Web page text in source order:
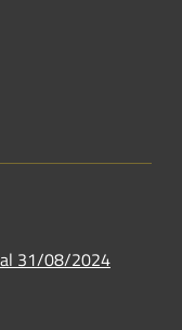
31/08/2024